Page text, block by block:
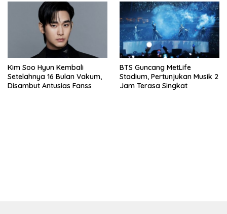
Kim Soo Hyun Kembali
Setelahnya 16 Bulan Vakum,
Disambut Antusias Fanss
BTS Guncang MetLife
Stadium, Pertunjukan Musik 2
Jam Terasa Singkat